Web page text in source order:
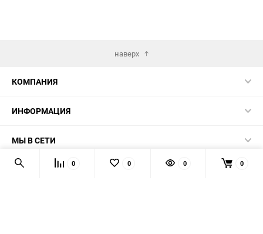
наверх
КОМПАНИЯ
ИНФОРМАЦИЯ
МЫ В СЕТИ
КОНТАКТЫ
0 0 0 0